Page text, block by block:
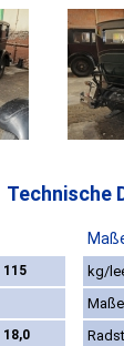
Technische
115 kg/
18,0